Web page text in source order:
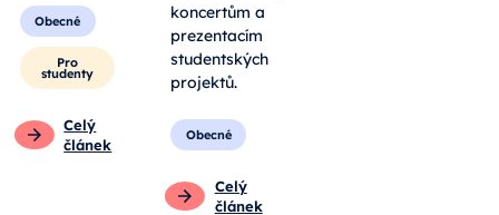
Obecné
Pro
studenty
Celý
článek
koncertům a
prezentacím
studentských
projektů.
Obecné
Celý
článek